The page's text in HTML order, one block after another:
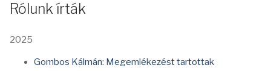
Rólunk írták
2025
Gombos Kálmán: Megemlékezést tartottak